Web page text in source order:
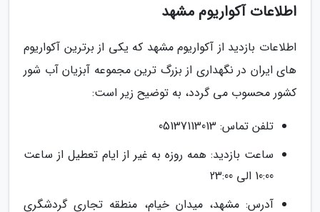
اطلاعات آکواریوم مشهد
اطلاعات بازدید از آکواریوم مشهد که یکی از برترین آکواریوم
های ایران در نگهداری از بزرگ ترین مجموعه آبزیان آب شور
کشور محسوب می گردد، به توضیح زیر است:
تلفن تماس: 05137113013
ساعت بازدید: همه روزه به غیر از ایام تعطیل از ساعت
10:00 الی 23:00
آدرس: مشهد، میدان خیام، منطقه تجاری گردشگری